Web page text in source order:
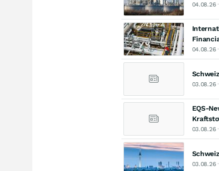
04.08.26
04.08.26
03.08.26
EQS-
03.08.26
03.08.26